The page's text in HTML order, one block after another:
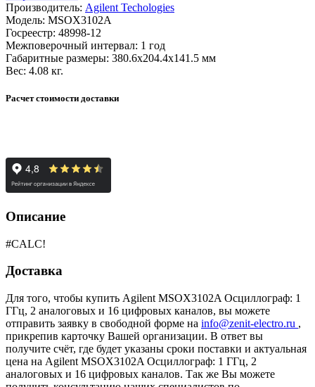
Производитель: Agilent Techologies
Модель: MSOX3102A
Госреестр: 48998-12
Межповерочный интервал: 1 год
Габаритные размеры: 380.6х204.4х141.5 мм
Вес: 4.08 кг.
Расчет стоимости доставки
Описание
#CALC!
Доставка
Для того, чтобы купить Agilent MSOX3102A Осциллограф: 1
ГГц, 2 аналоговых и 16 цифровых каналов, вы можете
отправить заявку в свободной форме на info@zenit-electro.ru ,
прикрепив карточку Вашей организации. В ответ вы
получите счёт, где будет указаны сроки поставки и актуальная
цена на Agilent MSOX3102A Осциллограф: 1 ГГц, 2
аналоговых и 16 цифровых каналов. Так же Вы можете